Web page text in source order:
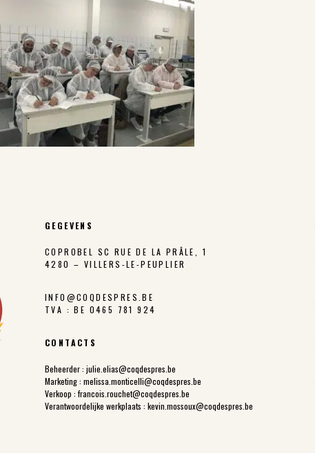
GEGEVENS
COPROBEL SC RUE DE LA PRÂLE, 1
4280 – VILLERS-LE-PEUPLIER
INFO@COQDESPRES.BE
TVA : BE 0465 781 924
CONTACTS
Beheerder : julie.elias@coqdespres.be
Marketing : melissa.monticelli@coqdespres.be
Verkoop : francois.rouchet@coqdespres.be
Verantwoordelijke werkplaats : kevin.mossoux@coqdespres.be